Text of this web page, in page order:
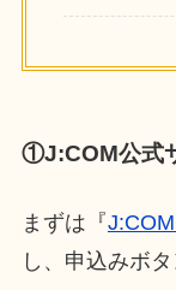
①J:COM公式
まずは『
し、申込みボ